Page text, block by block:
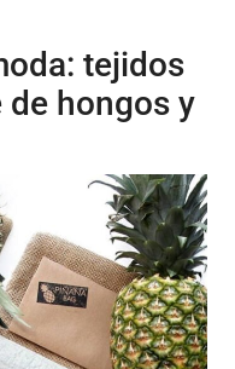
tejidos
de hongos y